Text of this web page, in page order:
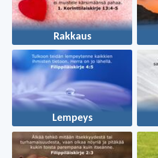
Rakkaus
Lempeys